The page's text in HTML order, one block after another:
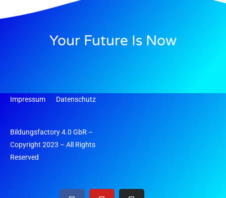
Your Future Is Now
Impressum Datenschutz
Bildungsfactory 4.0 GbR –
Copyright 2023 – All Rights
Reserved